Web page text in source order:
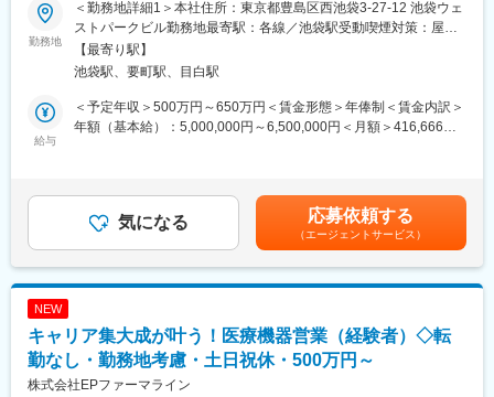
■家族も安心な手厚い福利厚生
社員がワークライフバランスをとりながらパフォーマンスを発揮
できる制度があります。社員と社員のご家族が安心し、仕事もプ
ライベートも充実して活躍できるよう、福利厚生制度を整備して
特に転勤を伴うことのあるMR職については、CSO業界トップク
ラスの借り上げ社宅制度や単身赴任のサポート制度を導入し、そ
■社内認定資格制度
製薬企業での開発パイプラインの変化にともない、当社において
はオンコロジーをはじめスペシャリティ領域のプロジェクトが増
加しています。またスペシャリティ領域については社員の関心も
■募集概要：
EPファーマラインは「CSO業界」の中でも医療機器業界に特化し
た事業を展開している、国内でも数少ない大手企業です！現在医
療業界での営業経験をお持ちの方を対象に、医療機器の営業担当
を募集しております。
当社では大手メーカーの案件を数多く保有しており、カテーテ
医療業界内でのキャリアアップを考えている方、メーカーへの転
職を視野に入れている方等、全力でサポートいたしますので是非
■優良案件多数／メーカー転籍を支援
他社では見かけないような大手メーカーの案件や最先端製品の案
件を保有しています。また原則、将来的にクライアント先への転
勤務地
＜勤務地詳細1＞本社住所：東京都豊島区西池袋3-27-12 池袋ウェ
ストパークビル勤務地最寄駅：各線／池袋駅受動喫煙対策：屋内
全面禁煙＜勤務地詳細2＞全国勤務(希望勤務地考慮)住所：全国に
営業所がございます。配属先は入社後に確定します。希望勤務地
より異なります。）変更の範囲：会社の定める事業所
【最寄り駅】
池袋駅、要町駅、目白駅
給与
＜予定年収＞500万円～650万円＜賃金形態＞年俸制＜賃金内訳＞
年額（基本給）：5,000,000円～6,500,000円＜月額＞416,666円
気になる 応募依頼する
（エージェントサービス）
NEW
キャリア集大成が叶う！医療機器営業（経験者）◇転
勤なし・勤務地考慮・土日祝休・500万円～
株式会社EPファーマライン